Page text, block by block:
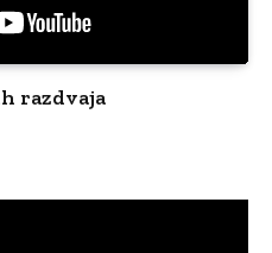
razdvaja